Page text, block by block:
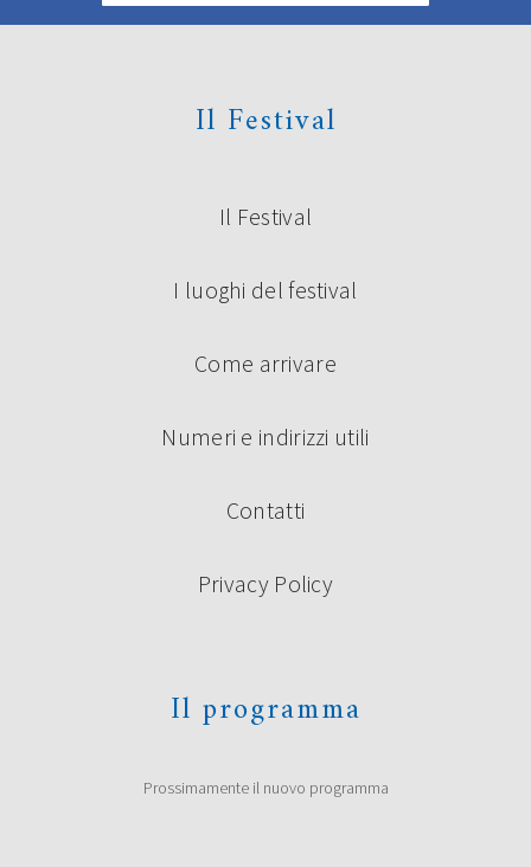
Il Festival
Il Festival
I luoghi del festival
Come arrivare
Numeri e indirizzi utili
Contatti
Privacy Policy
Il programma
Prossimamente il nuovo programma